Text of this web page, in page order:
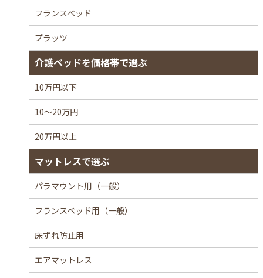
フランスベッド
プラッツ
介護ベッドを価格帯で選ぶ
10万円以下
10～20万円
20万円以上
マットレスで選ぶ
パラマウント用（一般）
フランスベッド用（一般）
床ずれ防止用
エアマットレス